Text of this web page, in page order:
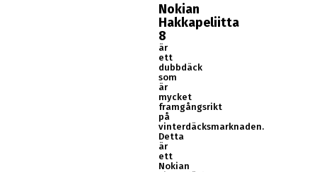
Nokian
Hakkapeliitta
8
är
ett
dubbdäck
som
är
mycket
framgångsrikt
på
vinterdäcksmarknaden.
Detta
är
ett
Nokian